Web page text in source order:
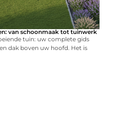
van schoonmaak tot tuinwerk
tuin: uw complete gids
dak boven uw hoofd. Het is